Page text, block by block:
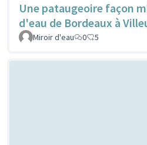
Une pataugeoire façon
d'eau de Bordeaux à
Miroir d'eau
0 5